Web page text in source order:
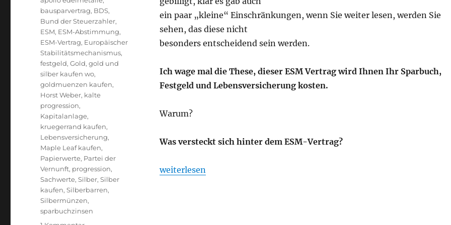
ein paar „kleine“ Einschränkungen, wenn Sie weiter lesen, werden Sie
sehen, das diese nicht
besonders entscheidend sein werden.
Ich wage mal die These, dieser ESM Vertrag wird Ihnen Ihr Sparbuch,
Festgeld und Lebensversicherung kosten.
Warum?
Was versteckt sich hinter dem ESM-Vertrag?
„Wird der ESM = Europäischer Stabilitätsmechanismus Ihnen Ihr
weiterlesen
bausparvertrag, BDS,
Bund der Steuerzahler,
ESM, ESM-Abstimmung,
ESM-Vertrag, Europäischer
Stabilitätsmechanismus,
festgeld,Gold,gold und
silber kaufen wo,
goldmuenzen kaufen,
Horst Weber, kalte
progression,
Kapitalanlage,
kruegerrand kaufen,
Lebensversicherung,
Maple Leaf kaufen,
Papierwerte, Partei der
Vernunft, progression,
Sachwerte,Silber,Silber
kaufen,Silberbarren,
Silbermünzen,
sparbuchzinsen